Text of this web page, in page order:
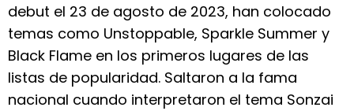
debut el 23 de agosto de 2023, han colocado
temas como Unstoppable, Sparkle Summer y
Black Flame en los primeros lugares de las
listas de popularidad. Saltaron a la fama
nacional cuando interpretaron el tema Sonzai